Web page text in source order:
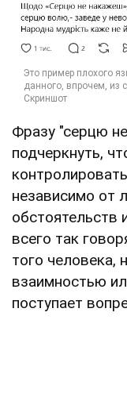
Фразу "серцю
подчеркнуть,
независимо от
обстоятельств
всего так
того человека,
взаимностью
поступает